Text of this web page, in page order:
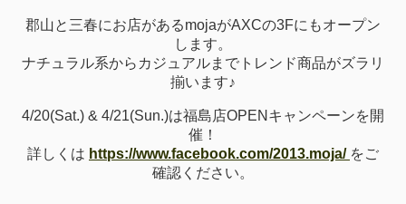
郡山と三春にお店があるmojaがAXCの3Fにもオープン
します。
ナチュラル系からカジュアルまでトレンド商品がズラリ
揃います♪
4/20(Sat.) & 4/21(Sun.)は福島店OPENキャンペーンを開
催！
詳しくは https://www.facebook.com/2013.moja/ をご
確認ください。